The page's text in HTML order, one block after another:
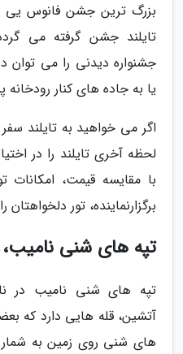
بزرگ ترین جشن فانوس یی
تایلند جشن گرفته می
جشنواره دیدنی را می توان
یا به جاده های کنار
اگر می خواهید به تایلند سفر
لحظه آخری تایلند را در
با مقایسه قیمت،
برگزارنماینده، تور
تپه های شنی نامیب،
تپه های شنی نامیب در
آتشین، قله هایی دارد که
های شنی روی زمین به